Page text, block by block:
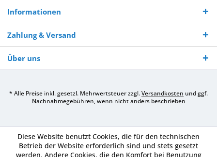
Informationen
Zahlung & Versand
Über uns
* Alle Preise inkl. gesetzl. Mehrwertsteuer zzgl.Versandkosten und ggf.
Nachnahmegebühren, wenn nicht anders beschrieben
Diese Website benutzt Cookies, die für den technischen
Betrieb der Website erforderlich sind und stets gesetzt
werden. Andere Cookies, die den Komfort bei Benutzung